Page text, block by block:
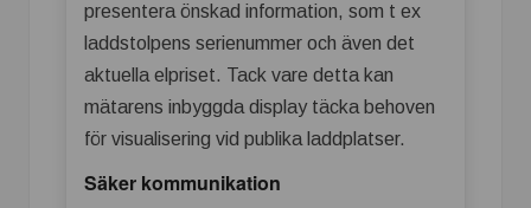
presentera önskad information, som t ex
laddstolpens serienummer och även det
aktuella elpriset. Tack vare detta kan
mätarens inbyggda display täcka behoven
för visualisering vid publika laddplatser.
Säker kommunikation